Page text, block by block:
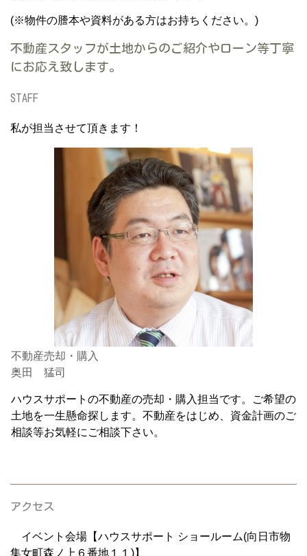
(※物件の謄本や資料がある方はお持ちください。)
不動産スタッフが土地からのご紹介やローン等丁寧
にお応え致します。
STAFF
私が担当させて頂きます！
不動産売却・購入
奥田 猛司
ハウスサポートの不動産の売却・購入担当です。ご希望の
土地を一生懸命探します。不動産をはじめ、資金計画のご
相談等お気軽にご相談下さい。
アクセス
イベント会場【ハウスサポート ショールーム(向日市物
集女町森ノ上６番地１１)】